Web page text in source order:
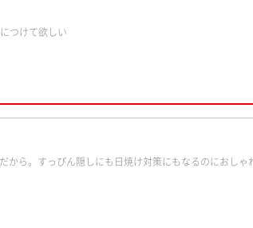
つけて欲しい
ら。すっぴん隠しにも日焼け対策にもなるのにおしゃ